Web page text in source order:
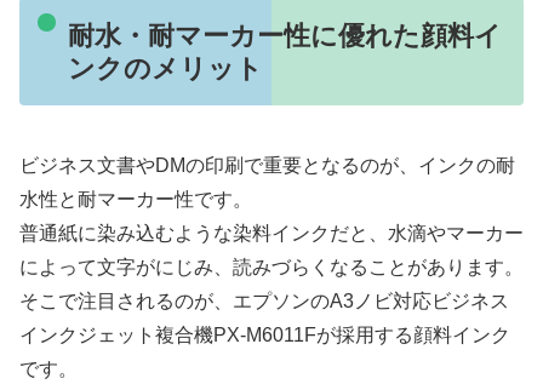
耐水・耐マーカー性に優れた顔料イ
ンクのメリット
ビジネス文書やDMの印刷で重要となるのが、インクの耐
水性と耐マーカー性です。
普通紙に染み込むような染料インクだと、水滴やマーカー
によって文字がにじみ、読みづらくなることがあります。
そこで注目されるのが、エプソンのA3ノビ対応ビジネス
インクジェット複合機PX-M6011Fが採用する顔料インク
です。